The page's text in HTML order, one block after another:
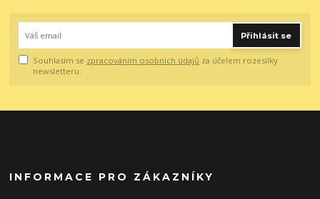
Přihlásit se
Souhlasím se zpracováním osobních údajů za účelem rozesílky
newsletteru.
INFORMACE PRO ZÁKAZNÍKY